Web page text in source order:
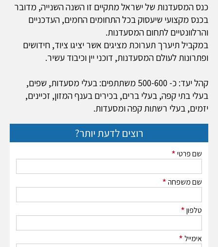
כנס המסעדנות של ישראל מתקיים זו השנה השנייה, מדובר
בכנס מקצועי שיעסוק בכל התחומים החמים, העדכניים
והרלוונטיים לתחום המסעדנות.
במקביל תיערך תערוכת מציגים אשר יציגו ציוד, חידושים
ופתרונות לעולם המסעדנות, דוכני יין וכיבוד עשיר.
קהל יעד: כ- 500-600 משתתפים: בעלי מסעדות, שפים,
בעלי בתי קפה, בעלי ברים, בכירים בענף המזון, זכיינים,
יזמים, בעלי רשתות קפה ומסעדות.
רוצים לדעת יותר?
שם פרטי*
שם משפחה*
טלפון*
אימייל*